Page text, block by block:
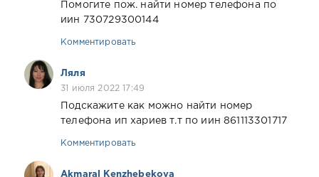
Помогите пож. найти номер телефона по
иин 730729300144
Комментировать
Ляля
31 июля 2022 17:49
Подскажите как можно найти номер
телефона ип хариев т.т по иин 861113301717
Комментировать
Akmaral Kenzhebekova